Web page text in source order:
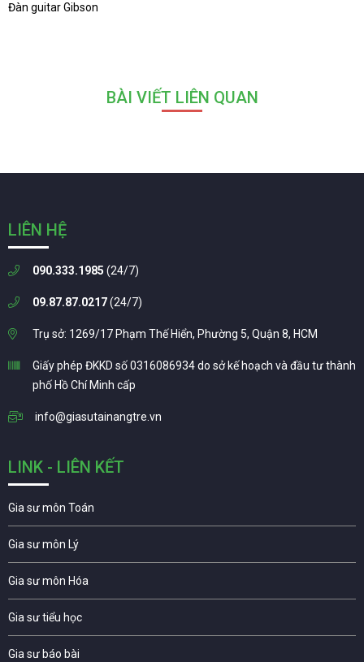
Đàn guitar Gibson
BÀI VIẾT LIÊN QUAN
LIÊN HỆ
090.333.1985 (24/7)
09.87.87.0217(24/7)
Trụ sở: 1269/17 Phạm Thế Hiển, Phường 5, Quận 8, HCM
Giấy phép ĐKKD số 0316086934 do sở kế hoạch và đầu tư thành
phố Hồ Chí Minh cấp
info@giasutainangtre.vn
LINK - LIÊN KẾT
Gia sư môn Toán
Gia sư môn Lý
Gia sư môn Hóa
Gia sư tiểu học
Gia sư báo bài